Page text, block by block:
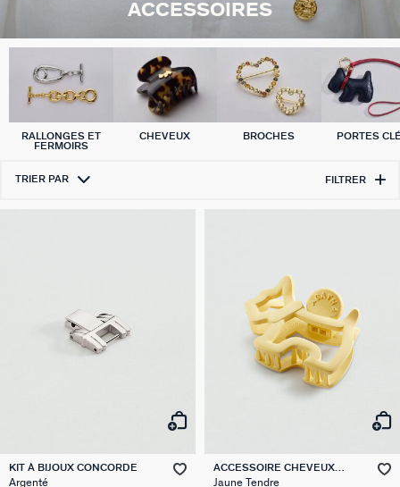
ACCESSOIRES
RALLONGES ET
FERMOIRS
CHEVEUX BROCHES PORTES
TRIER PAR FILTRER
KIT À BIJOUX CONCORDE
Argenté
ACCESSOIRE CHEVEUX
SCOTTISH
Jaune Tendre